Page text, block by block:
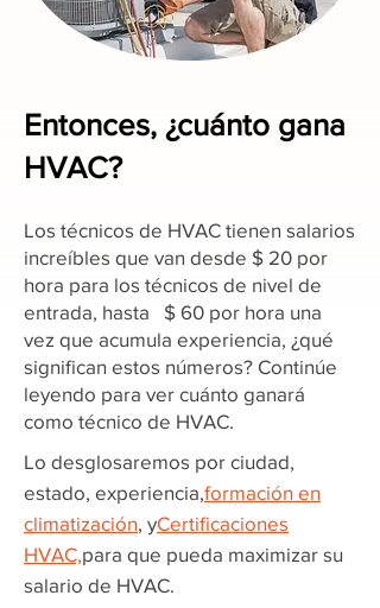
Entonces, ¿cuánto gana
HVAC?
Los técnicos de HVAC tienen salarios
increíbles que van desde $ 20 por
hora para los técnicos de nivel de
entrada, hasta $ 60 por hora una
vez que acumula experiencia, ¿qué
significan estos números? Continúe
leyendo para ver cuánto ganará
como técnico de HVAC.
Lo desglosaremos por ciudad,
estado, experiencia,formación en
climatización, yCertificaciones
HVAC,para que pueda maximizar su
salario de HVAC.